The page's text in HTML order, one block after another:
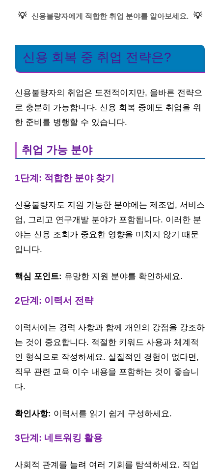
💡 신용불량자에게 적합한 취업 분야를 알아보세요. 💡
신용 회복 중 취업 전략은?
신용불량자의 취업은 도전적이지만, 올바른 전략으
로 충분히 가능합니다. 신용 회복 중에도 취업을 위
한 준비를 병행할 수 있습니다.
취업 가능 분야
1단계: 적합한 분야 찾기
신용불량자도 지원 가능한 분야에는 제조업, 서비스
업, 그리고 연구개발 분야가 포함됩니다. 이러한 분
야는 신용 조회가 중요한 영향을 미치지 않기 때문
입니다.
핵심 포인트: 유망한 지원 분야를 확인하세요.
2단계: 이력서 전략
이력서에는 경력 사항과 함께 개인의 강점을 강조하
는 것이 중요합니다. 적절한 키워드 사용과 체계적
인 형식으로 작성하세요. 실질적인 경험이 없다면,
직무 관련 교육 이수 내용을 포함하는 것이 좋습니
다.
확인사항: 이력서를 읽기 쉽게 구성하세요.
3단계: 네트워킹 활용
사회적 관계를 늘려 여러 기회를 탐색하세요. 직업